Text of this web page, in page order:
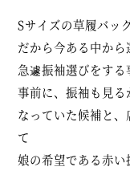
Sサイズの草履バッ
だから今ある中か
急遽振袖選びをする
事前に、振袖も見
なっていた候補と
て
娘の希望である赤い